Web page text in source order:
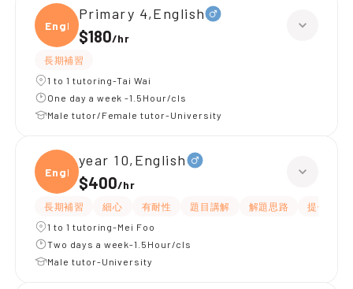
Engli
Primary 4,English
$180/hr
長期補習
1 to 1 tutoring-Tai Wai
One day a week -1.5Hour/cls
Male tutor/Female tutor-University
Engli
year 10,English
$400/hr
長期補習 細心 有耐性 題目講解 解題思路
提供練習
1 to 1 tutoring-Mei Foo
Two days a week-1.5Hour/cls
Male tutor-University